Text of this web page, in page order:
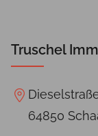
Truschel
64850